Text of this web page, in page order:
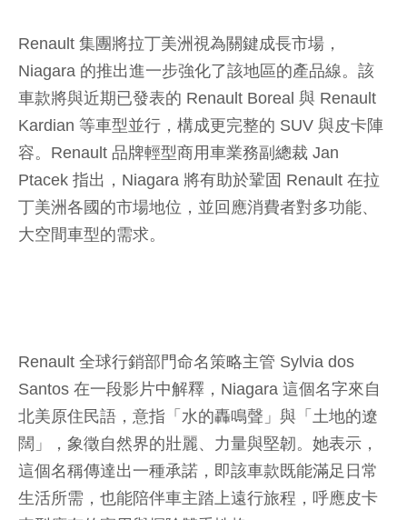
Renault 集團將拉丁美洲視為關鍵成長市場，
Niagara 的推出進一步強化了該地區的產品線。該
車款將與近期已發表的 Renault Boreal 與 Renault
Kardian 等車型並行，構成更完整的 SUV 與皮卡陣
容。Renault 品牌輕型商用車業務副總裁 Jan
Ptacek 指出，Niagara 將有助於鞏固 Renault 在拉
丁美洲各國的市場地位，並回應消費者對多功能、
大空間車型的需求。
Renault 全球行銷部門命名策略主管 Sylvia dos
Santos 在一段影片中解釋，Niagara 這個名字來自
北美原住民語，意指「水的轟鳴聲」與「土地的遼
闊」，象徵自然界的壯麗、力量與堅韌。她表示，
這個名稱傳達出一種承諾，即該車款既能滿足日常
生活所需，也能陪伴車主踏上遠行旅程，呼應皮卡